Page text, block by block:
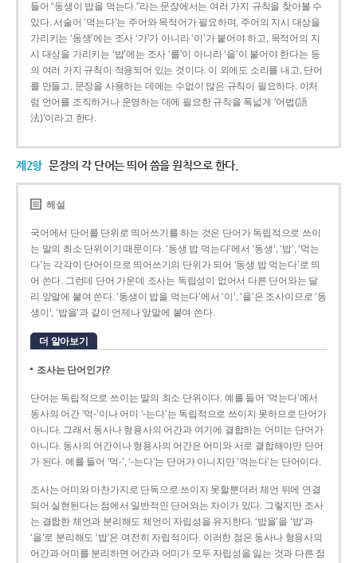
들어 “동생이 밥을 먹는다.”라는 문장에서는 여러 가지 규칙을 찾아볼 수
있다. 서술어 ‘먹는다’는 주어와 목적어가 필요하며, 주어의 지시 대상을
가리키는 ‘동생’에는 조사 ‘가’가 아니라 ‘이’가 붙어야 하고, 목적어의 지
시 대상을 가리키는 ‘밥’에는 조사 ‘를’이 아니라 ‘을’이 붙어야 한다는 등
의 여러 가지 규칙이 적용되어 있는 것이다. 이 외에도 소리를 내고, 단어
를 만들고, 문장을 사용하는 데에는 수없이 많은 규칙이 필요하다. 이처
럼 언어를 조직하거나 운영하는 데에 필요한 규칙을 폭넓게 ‘어법(語
法)’이라고 한다.
제2항 문장의 각 단어는 띄어 씀을 원칙으로 한다.
해설
국어에서 단어를 단위로 띄어쓰기를 하는 것은 단어가 독립적으로 쓰이
는 말의 최소 단위이기 때문이다. ‘동생 밥 먹는다’에서 ‘동생’, ‘밥’, ‘먹는
다’는 각각이 단어이므로 띄어쓰기의 단위가 되어 ‘동생 밥 먹는다’로 띄
어 쓴다. 그런데 단어 가운데 조사는 독립성이 없어서 다른 단어와는 달
리 앞말에 붙여 쓴다. ‘동생이 밥을 먹는다’에서 ‘이’, ‘을’은 조사이므로 ‘동
생이’, ‘밥을’과 같이 언제나 앞말에 붙여 쓴다.
더 알아보기
조사는 단어인가?
단어는 독립적으로 쓰이는 말의 최소 단위이다. 예를 들어 ‘먹는다’에서
동사의 어간 ‘먹-­’이나 어미 ‘­-는다’는 독립적으로 쓰이지 못하므로 단어가
아니다. 그래서 동사나 형용사의 어간과 여기에 결합하는 어미는 단어가
아니다. 동사의 어간이나 형용사의 어간은 어미와 서로 결합해야만 단어
가 된다. 예를 들어 ‘먹-’, ‘-는다’는 단어가 아니지만 ‘먹는다’는 단어이다.
조사는 어미와 마찬가지로 단독으로 쓰이지 못할뿐더러 체언 뒤에 연결
되어 실현된다는 점에서 일반적인 단어와는 차이가 있다. 그렇지만 조사
는 결합한 체언과 분리해도 체언이 자립성을 유지한다. ‘밥을’을 ‘밥’과
‘을’로 분리해도 ‘밥’은 여전히 자립적이다. 이러한 점은 동사나 형용사의
어간과 어미를 분리하면 어간과 어미가 모두 자립성을 잃는 것과 다른 점